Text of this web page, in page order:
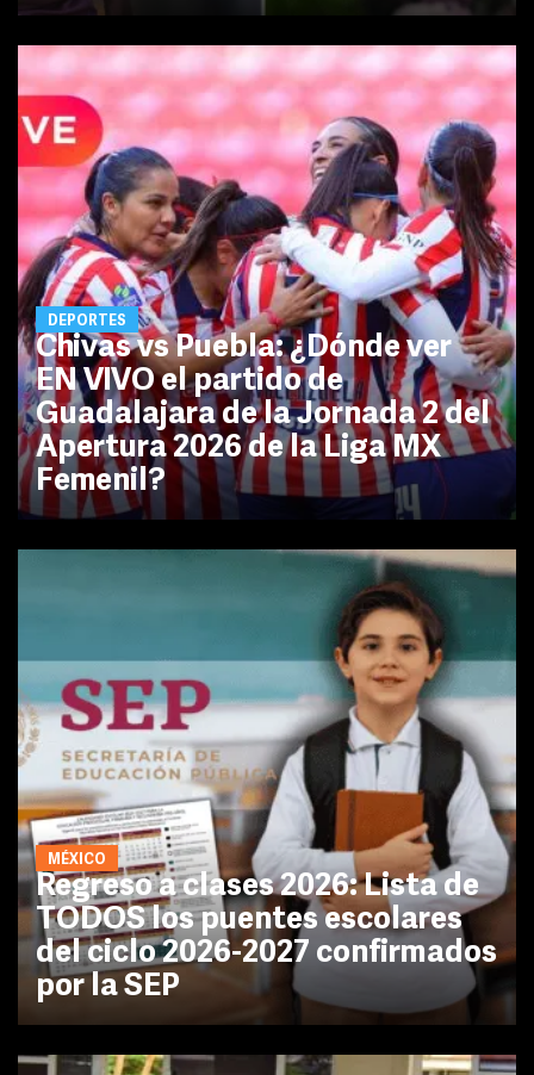
DEPORTES
Chivas vs Puebla: ¿Dónde ver
EN VIVO el partido de
Guadalajara de la Jornada 2 del
Apertura 2026 de la Liga MX
Femenil?
MÉXICO
Regreso a clases 2026: Lista de
TODOS los puentes escolares
del ciclo 2026-2027 confirmados
por la SEP